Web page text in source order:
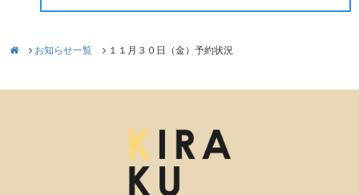
お知らせ一覧 １１月３０日（金）予約状況